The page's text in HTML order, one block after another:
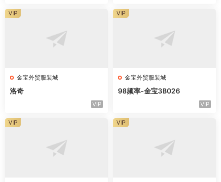
金宝外贸服装城
洛奇
VIP
VIP
金宝外贸服装城
98频率-金宝3B026
VIP
VIP
VIP VIP